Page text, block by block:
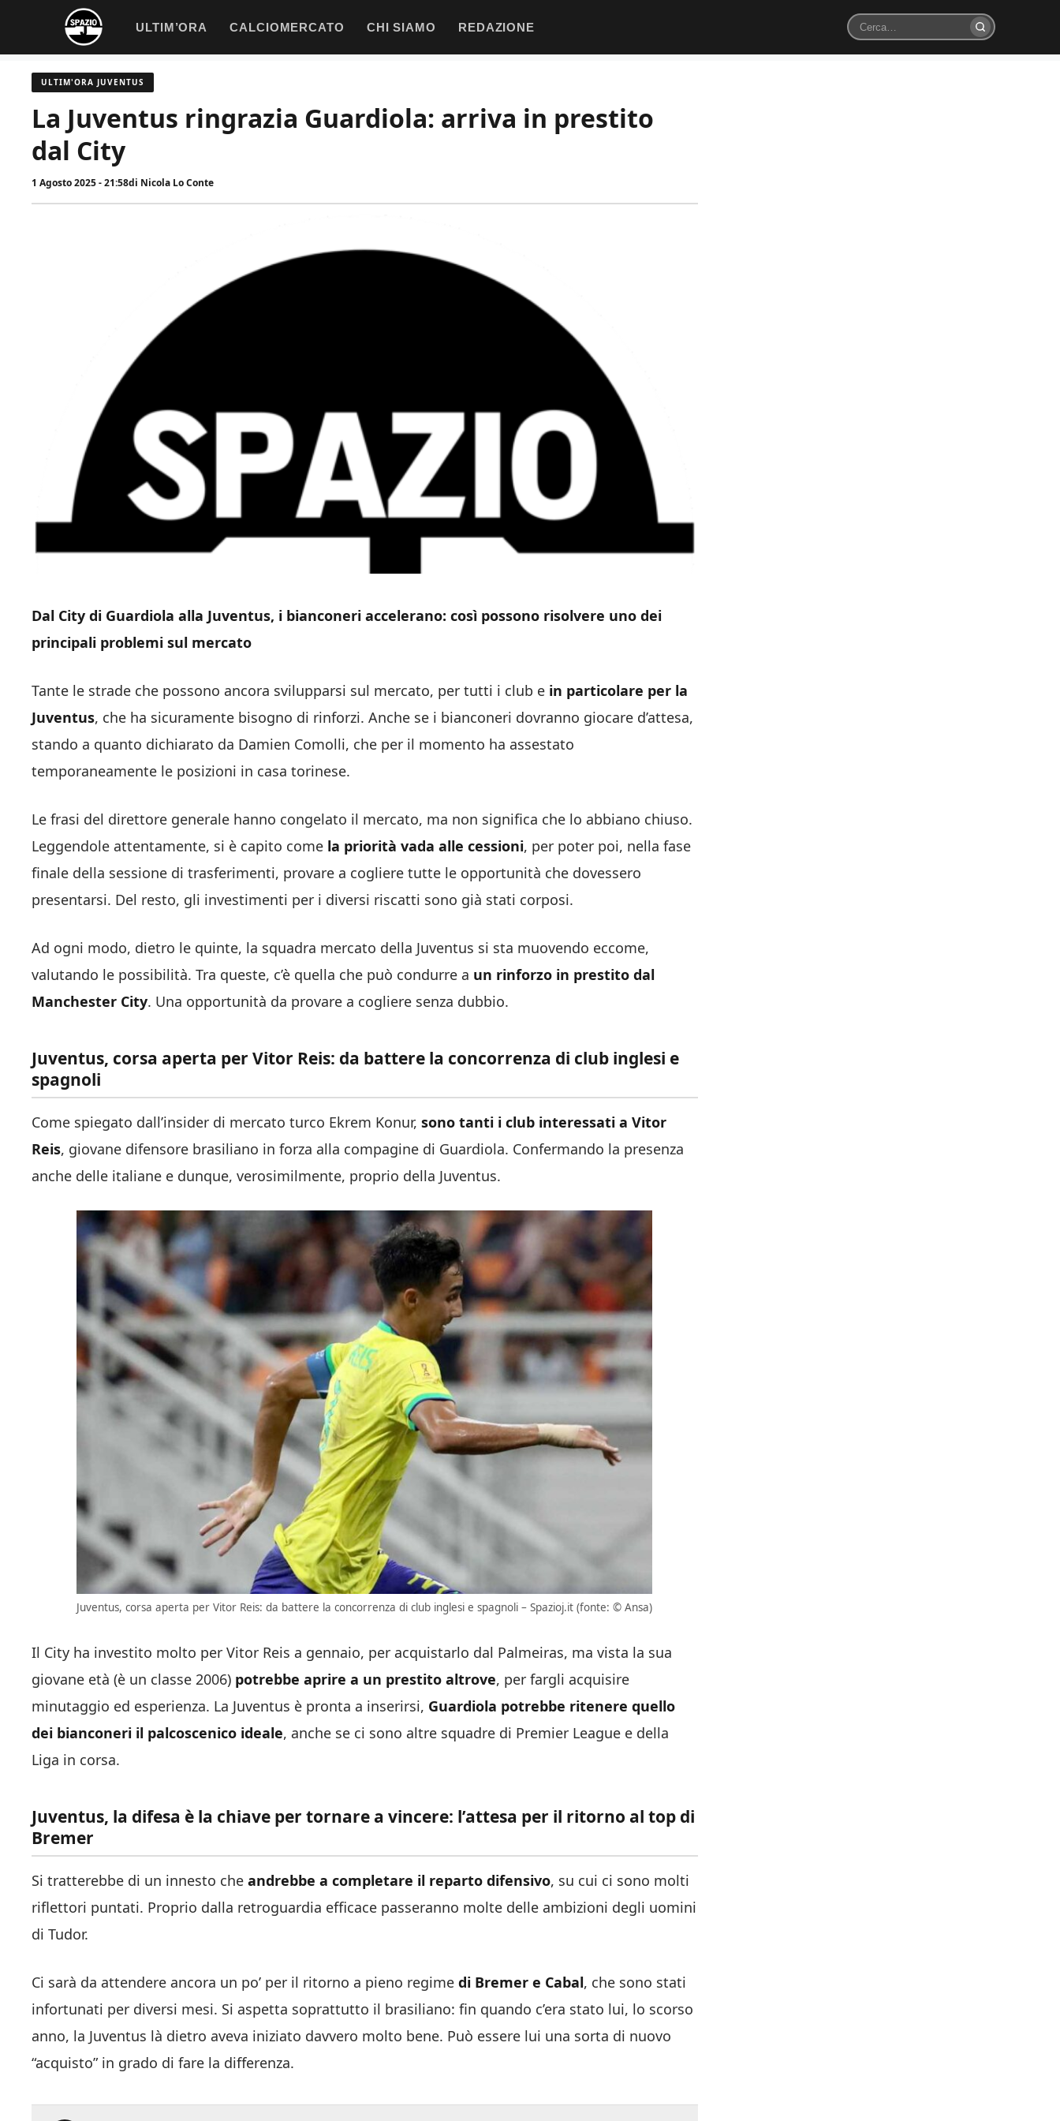
contenuto
ULTIM’ORA CALCIOMERCATO CHI SIAMO REDAZIONE
Cerca
ULTIM'ORA JUVENTUS
La Juventus ringrazia Guardiola: arriva in prestito
dal City
1 Agosto 2025 - 21:58di Nicola Lo Conte
Dal City di Guardiola alla Juventus, i bianconeri accelerano: così possono risolvere uno dei
principali problemi sul mercato
Tante le strade che possono ancora svilupparsi sul mercato, per tutti i club e in particolare per la
Juventus, che ha sicuramente bisogno di rinforzi. Anche se i bianconeri dovranno giocare d’attesa,
stando a quanto dichiarato da Damien Comolli, che per il momento ha assestato
temporaneamente le posizioni in casa torinese.
Le frasi del direttore generale hanno congelato il mercato, ma non significa che lo abbiano chiuso.
Leggendole attentamente, si è capito come la priorità vada alle cessioni, per poter poi, nella fase
finale della sessione di trasferimenti, provare a cogliere tutte le opportunità che dovessero
presentarsi. Del resto, gli investimenti per i diversi riscatti sono già stati corposi.
Ad ogni modo, dietro le quinte, la squadra mercato della Juventus si sta muovendo eccome,
valutando le possibilità. Tra queste, c’è quella che può condurre a un rinforzo in prestito dal
Manchester City. Una opportunità da provare a cogliere senza dubbio.
Juventus, corsa aperta per Vitor Reis: da battere la concorrenza di club inglesi e
spagnoli
Come spiegato dall’insider di mercato turco Ekrem Konur, sono tanti i club interessati a Vitor
Reis, giovane difensore brasiliano in forza alla compagine di Guardiola. Confermando la presenza
anche delle italiane e dunque, verosimilmente, proprio della Juventus.
Juventus, corsa aperta per Vitor Reis: da battere la concorrenza di club inglesi e spagnoli – Spazioj.it (fonte: © Ansa)
Il City ha investito molto per Vitor Reis a gennaio, per acquistarlo dal Palmeiras, ma vista la sua
giovane età (è un classe 2006) potrebbe aprire a un prestito altrove, per fargli acquisire
minutaggio ed esperienza. La Juventus è pronta a inserirsi, Guardiola potrebbe ritenere quello
dei bianconeri il palcoscenico ideale, anche se ci sono altre squadre di Premier League e della
Liga in corsa.
Juventus, la difesa è la chiave per tornare a vincere: l’attesa per il ritorno al top di
Bremer
Si tratterebbe di un innesto che andrebbe a completare il reparto difensivo, su cui ci sono molti
riflettori puntati. Proprio dalla retroguardia efficace passeranno molte delle ambizioni degli uomini
di Tudor.
Ci sarà da attendere ancora un po’ per il ritorno a pieno regime di Bremer e Cabal, che sono stati
infortunati per diversi mesi. Si aspetta soprattutto il brasiliano: fin quando c’era stato lui, lo scorso
anno, la Juventus là dietro aveva iniziato davvero molto bene. Può essere lui una sorta di nuovo
“acquisto” in grado di fare la differenza.